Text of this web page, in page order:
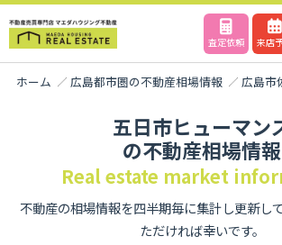
査定依頼 来店
ホーム 広島都市圏の不動産相場情報 広島市
五日市ヒューマン
の不動産相場情報
Real estate market
不動産の相場情報を四半期毎に集計し更新し
ただければ幸いです。